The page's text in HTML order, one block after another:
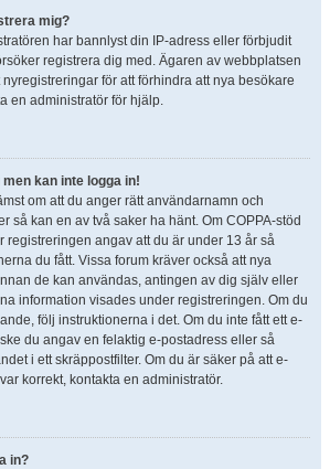
mig?
har bannlyst din IP-adress eller förbjudit
registrera dig med. Ägaren av webbplatsen
för att förhindra att nya besökare
en administratör för hjälp.
kan inte logga in!
om att du anger rätt användarnamn och
så kan en av två saker ha hänt. Om COPPA-stöd
registreringen angav att du är under 13 år så
du fått. Vissa forum kräver också att nya
de kan användas, antingen av dig själv eller
information visades under registreringen. Om du
följ instruktionerna i det. Om du inte fått ett e-
du angav en felaktig e-postadress eller så
i ett skräppostfilter. Om du är säker på att e-
korrekt, kontakta en administratör.
in?